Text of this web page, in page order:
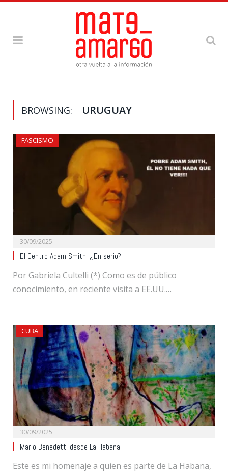
BROWSING: URUGUAY
FASCISMO
30/09/2025
El Centro Adam Smith: ¿En serio?
Por Gabriela Cultelli (*) Como es de público
conocimiento, en reciente visita a EE.UU.…
CUBA
30/09/2025
Mario Benedetti desde La Habana…
Este es mi homenaje a quien es parte de La Habana,